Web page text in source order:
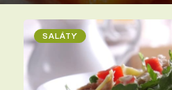
SALÁTY